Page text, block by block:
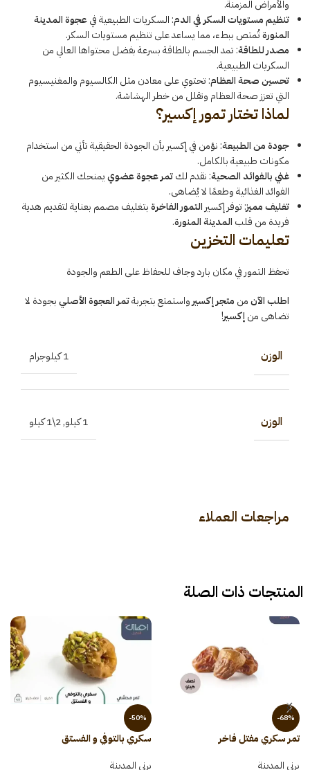
والأمراض المزمنة.
تنظيم مستويات السكر في الدم: السكريات الطبيعية فيعجوة المدينة
المنورةتُمتص ببطء، مما يساعد على تنظيم مستويات السكر.
مصدر للطاقة: تمد الجسم بالطاقة بسرعة بفضل محتواها العالي من
السكريات الطبيعية.
تحسين صحة العظام: تحتوي على معادن مثل الكالسيوم والمغنيسيوم
التي تعزز صحة العظام وتقلل من خطر الهشاشة.
لماذا تختار تمور إكسير؟
جودة من الطبيعة: نؤمن في إكسير بأن الجودة الحقيقية تأتي من استخدام
مكونات طبيعية بالكامل.
غني بالفوائد الصحية: نقدم لكتمر عجوة عضوييمنحك الكثير من
الفوائد الغذائية وطعمًا لا يُضاهى.
تغليف مميز: توفر إكسير التمور الفاخرةبتغليف مصمم بعناية لتقديم هدية
فريدة من قلب المدينة المنورة.
تعليمات التخزين
تحفظ التمور في مكان بارد وجاف للحفاظ على الطعم والجودة
اطلب الآنمن متجر إكسيرواستمتع بتجربةتمر العجوة الأصليبجودة لا
تضاهى من إكسير!
الوزن 1 كيلوجرام
الوزن 1 كيلو ,2\1 كيلو
مراجعات العملاء
المنتجات ذات الصلة
-68%
تمر سكري مفتل فاخر
برني المدينة
-50%
سكري بالتوفي و الفستق
برني المدينة